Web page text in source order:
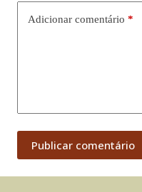
Adicionar comentário *
Publicar comentário